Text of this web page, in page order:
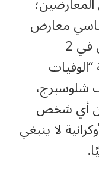
معارض
أطلق سراحه في تبادل للأسرى في 2
شلوسبرج،
أي شخص
لا ينبغي